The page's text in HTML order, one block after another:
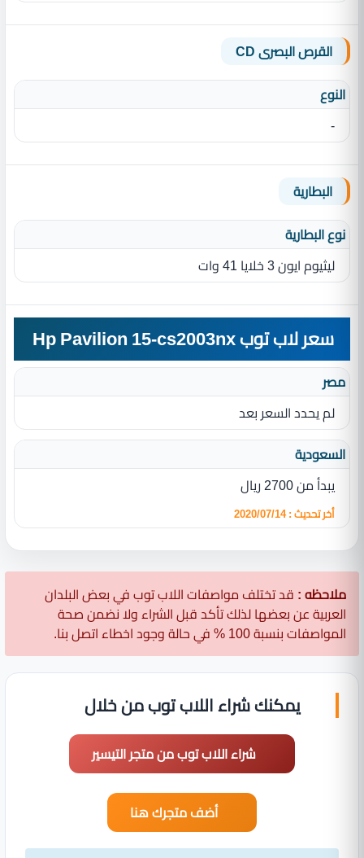
القرص البصرى CD
النوع
-
البطارية
نوع البطارية‏
ليثيوم ايون 3 خلايا 41 وات
سعر لاب توب Hp Pavilion 15-cs2003nx
مصر
لم يحدد السعر بعد
السعودية
يبدأ من 2700 ريال
أخر تحديث : 2020/07/14
ملاحظه : قد تختلف مواصفات اللاب توب في بعض البلدان
العربية عن بعضها لذلك تأكد قبل الشراء ولا نضمن صحة
المواصفات بنسبة 100 % في حالة وجود اخطاء اتصل بنا.
يمكنك شراء اللاب توب من خلال
شراء اللاب توب من متجر التيسير
أضف متجرك هنا